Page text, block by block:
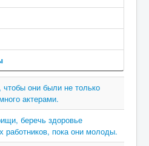
чтобы они были не только
актерами.
беречь здоровье
работников, пока они молоды.